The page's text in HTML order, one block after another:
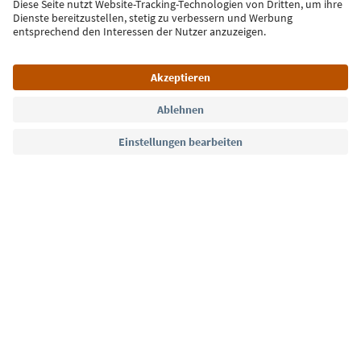
Jetzt anmelden